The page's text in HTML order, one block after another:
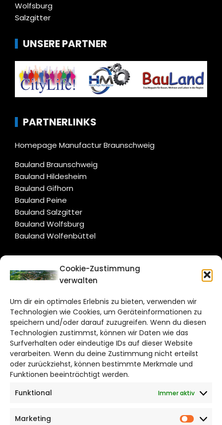
Cookie-Zustimmung
verwalten
Um dir ein optimales Erlebnis zu bieten, verwenden wir
Technologien wie Cookies, um Geräteinformationen zu
speichern und/oder darauf zuzugreifen. Wenn du diesen
Technologien zustimmst, können wir Daten wie das
Surfverhalten oder eindeutige IDs auf dieser Website
verarbeiten. Wenn du deine Zustimmung nicht erteilst
oder zurückziehst, können bestimmte Merkmale und
Funktionen beeinträchtigt werden.
Funktional
Immer aktiv
Marketing
Wolfsburg
Salzgitter
UNSERE PARTNER
PARTNERLINKS
Homepage Manufactur Braunschweig
Bauland Braunschweig
Bauland Hildesheim
Bauland Gifhorn
Bauland Peine
Bauland Salzgitter
Bauland Wolfsburg
Bauland Wolfenbüttel
CITYLIFE!
Bruchtorwall 12
38100 Braunschweig
Telefon: 0531 387220 – 65
DAS STADTMAGAZIN FÜR
SALZGITTER
Impressum
Cookie Richtlinie